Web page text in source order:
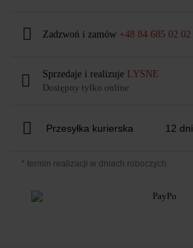
Zadzwoń i zamów +48 84 685 02 02
Sprzedaje i realizuje LYSNE
Dostępny tylko online
Przesyłka kurierska 12 dni
* termin realizacji w dniach roboczych